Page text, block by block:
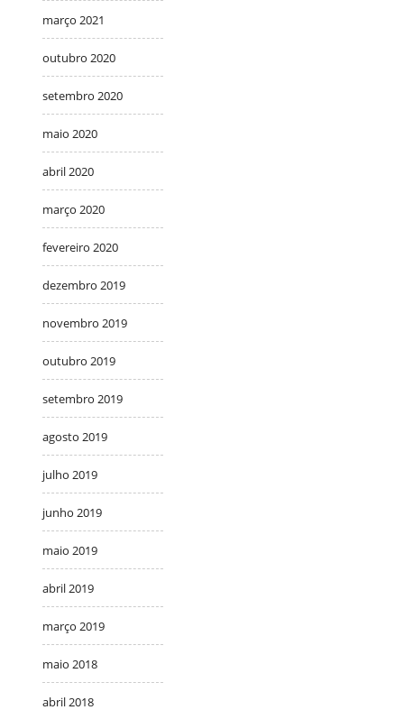
março 2021
outubro 2020
setembro 2020
maio 2020
abril 2020
março 2020
fevereiro 2020
dezembro 2019
novembro 2019
outubro 2019
setembro 2019
agosto 2019
julho 2019
junho 2019
maio 2019
abril 2019
março 2019
maio 2018
abril 2018